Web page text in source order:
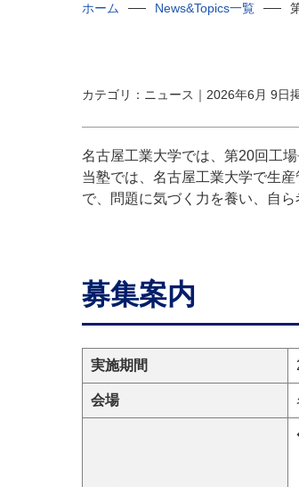
ホーム News&Topics一覧
カテゴリ：ニュース｜2026年6月 9日
名古屋工業大学では、第20回工
当塾では、名古屋工業大学で生
で、問題に気づく力を養い、自
募集案内
実施期間
会場